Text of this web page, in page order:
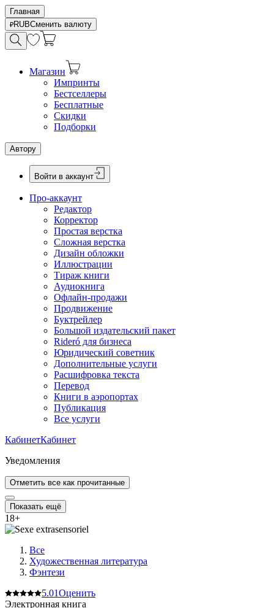
Главная
RUBСменить валюту
Магазин
Импринты
Бестселлеры
Бесплатные
Скидки
Подборки
Автору
Войти в аккаунт
Про-аккаунт
Редактор
Корректор
Простая верстка
Сложная верстка
Дизайн обложки
Иллюстрации
Тираж книги
Аудиокнига
Офлайн-продажи
Продвижение
Буктрейлер
Большой издательский пакет
Rideró для бизнеса
Юридический советник
Дополнительные услуги
Расшифровка текста
Перевод
Книги в аэропортах
Публикация
Все услуги
КабинетКабинет
Уведомления
Отметить все как прочитанные
Показать ещё
18+
Все
Художественная литература
Фэнтези
5.01Оценить
Электронная книга